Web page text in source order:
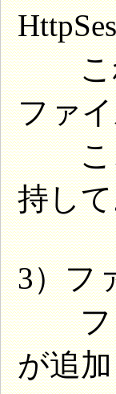
これ
ファ
ここ
持し
3）フ
ファ
が追